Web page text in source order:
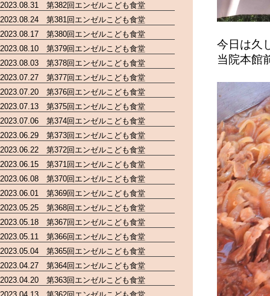
今日は久
当院本館
2023.08.31 第382回エンゼルこども食堂
2023.08.24 第381回エンゼルこども食堂
2023.08.17 第380回エンゼルこども食堂
2023.08.10 第379回エンゼルこども食堂
2023.08.03 第378回エンゼルこども食堂
2023.07.27 第377回エンゼルこども食堂
2023.07.20 第376回エンゼルこども食堂
2023.07.13 第375回エンゼルこども食堂
2023.07.06 第374回エンゼルこども食堂
2023.06.29 第373回エンゼルこども食堂
2023.06.22 第372回エンゼルこども食堂
2023.06.15 第371回エンゼルこども食堂
2023.06.08 第370回エンゼルこども食堂
2023.06.01 第369回エンゼルこども食堂
2023.05.25 第368回エンゼルこども食堂
2023.05.18 第367回エンゼルこども食堂
2023.05.11 第366回エンゼルこども食堂
2023.05.04 第365回エンゼルこども食堂
2023.04.27 第364回エンゼルこども食堂
2023.04.20 第363回エンゼルこども食堂